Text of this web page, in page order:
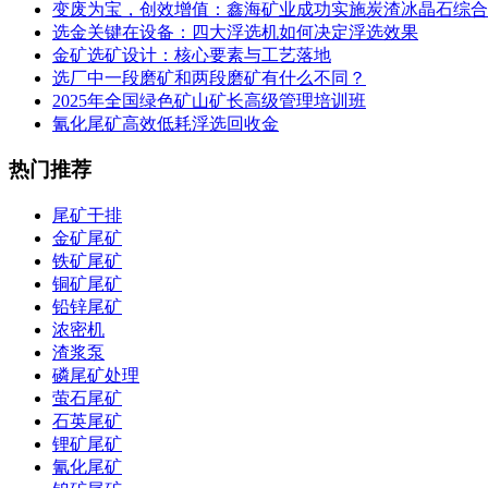
变废为宝，创效增值：鑫海矿业成功实施炭渣冰晶石综
选金关键在设备：四大浮选机如何决定浮选效果
金矿选矿设计：核心要素与工艺落地
选厂中一段磨矿和两段磨矿有什么不同？
2025年全国绿色矿山矿长高级管理培训班
氰化尾矿高效低耗浮选回收金
热门推荐
尾矿干排
金矿尾矿
铁矿尾矿
铜矿尾矿
铅锌尾矿
浓密机
渣浆泵
磷尾矿处理
萤石尾矿
石英尾矿
锂矿尾矿
氰化尾矿